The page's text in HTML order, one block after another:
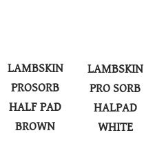
LAMBSKIN
PROSORB
HALF PAD
BROWN
LAMBSKIN
PRO SORB
HALPAD
WHITE